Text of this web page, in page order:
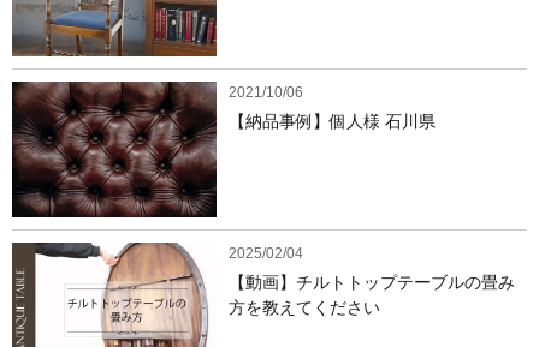
2021/10/06
【納品事例】個人様 石川県
2025/02/04
【動画】チルトトップテーブルの畳み
方を教えてください